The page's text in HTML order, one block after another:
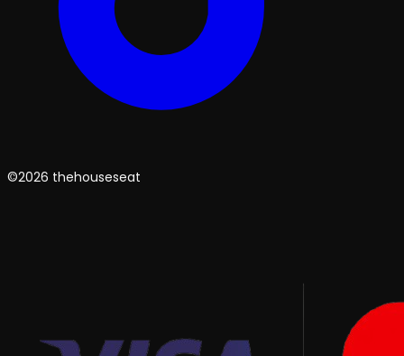
©2026 thehouseseat